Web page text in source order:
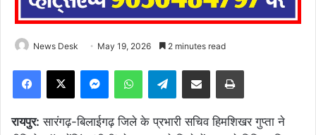
News Desk May 19, 2026 2 minutes read
Facebook
X MessengerWhatsAppTelegramShare via Email Print
​रायपुर: सारंगढ़-बिलाईगढ़ जिले के प्रभारी सचिव हिमशिखर गुप्ता ने